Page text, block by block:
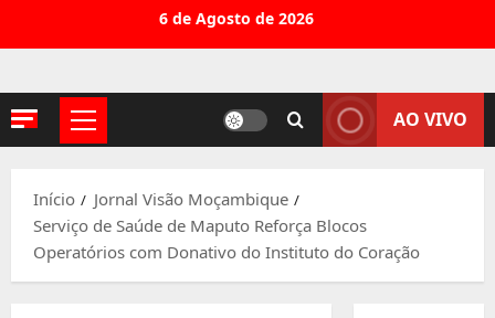
conteúdo
6 de Agosto de 2026
Menu
AO VIVO
Início
Jornal Visão Moçambique
Serviço de Saúde de Maputo Reforça Blocos
Operatórios com Donativo do Instituto do Coração